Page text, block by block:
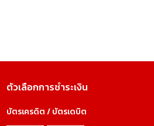
ตัวเลือกการชำระเงิน
บัตรเครดิต / บัตรเดบิต